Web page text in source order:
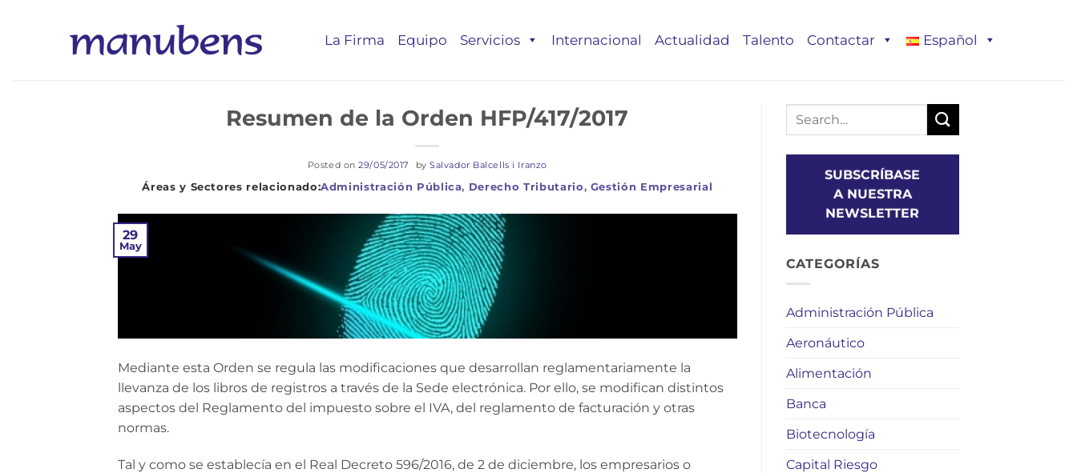
La Firma Equipo Servicios Internacional Actualidad Talento Contactar Español
Administración Pública, Derecho Tributario, Gestión Empresarial
Resumen de la Orden HFP/417/2017
Posted on29/05/2017 bySalvador Balcells i Iranzo
29
May
Mediante esta Orden se regula las modificaciones que desarrollan reglamentariamente la
llevanza de los libros de registros a través de la Sede electrónica. Por ello, se modifican distintos
aspectos del Reglamento del impuesto sobre el IVA, del reglamento de facturación y otras
normas.
Tal y como se establecía en el Real Decreto 596/2016, de 2 de diciembre, los empresarios o
SUBSCRÍBASE
A NUESTRA
NEWSLETTER
CATEGORÍAS
Administración Pública
Aeronáutico
Alimentación
Banca
Biotecnología
Capital Riesgo